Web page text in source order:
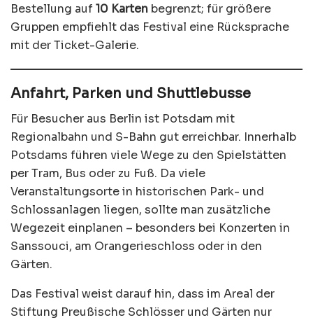
Bestellung auf10 Karten begrenzt; für größere
Gruppen empfiehlt das Festival eine Rücksprache
mit der Ticket-Galerie.
Anfahrt, Parken und Shuttlebusse
Für Besucher aus Berlin ist Potsdam mit
Regionalbahn und S-Bahn gut erreichbar. Innerhalb
Potsdams führen viele Wege zu den Spielstätten
per Tram, Bus oder zu Fuß. Da viele
Veranstaltungsorte in historischen Park- und
Schlossanlagen liegen, sollte man zusätzliche
Wegezeit einplanen – besonders bei Konzerten in
Sanssouci, am Orangerieschloss oder in den
Gärten.
Das Festival weist darauf hin, dass im Areal der
Stiftung Preußische Schlösser und Gärten nur